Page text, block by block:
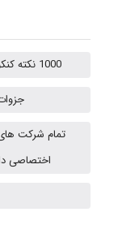
1000 نکته کنکوری + خلاصه جزوات ارشد بهداشت حرفه ای
تمام شرکت
اختصاصی